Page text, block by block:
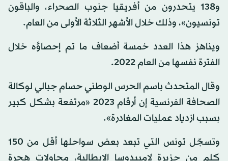
و138 يتحدرون من أفريقيا جنوب الصحراء، والباقون
تونسيون»، وذلك خلال الأشهر الثلاثة الأولى من العام.
ويناهز هذا العدد خمسة أضعاف ما تم إحصاؤه خلال
الفترة نفسها من العام 2022.
وقال المتحدث باسم الحرس الوطني حسام جبالي لوكالة
الصحافة الفرنسية إن أرقام 2023 «مرتفعة بشكل كبير
بسبب ازدياد عمليات المغادرة».
وتسجّل تونس التي تبعد بعض سواحلها أقل من 150
كلم من جزيرة لامبيدوسا الإيطالية، محاولات هجرة